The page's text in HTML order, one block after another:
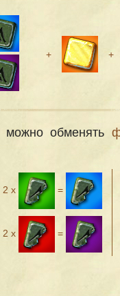
+ +
можно обменять
2 х =
2 х =